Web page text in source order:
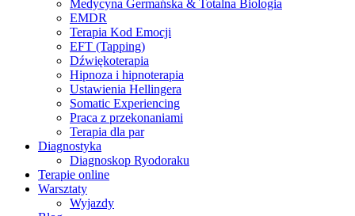
Medycyna Germańska & Totalna Biologia
EMDR
Terapia Kod Emocji
EFT (Tapping)
Dźwiękoterapia
Hipnoza i hipnoterapia
Ustawienia Hellingera
Somatic Experiencing
Praca z przekonaniami
Terapia dla par
Diagnostyka
Diagnoskop Ryodoraku
Terapie online
Warsztaty
Wyjazdy